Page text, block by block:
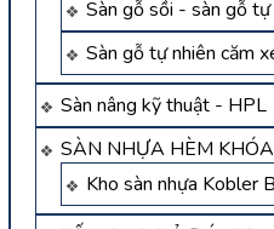
Sàn gỗ sồi - sàn gỗ tự
Sàn gỗ tự nhiên căm
Sàn nâng kỹ thuật - HPL
SÀN NHỰA HÈM
Kho sàn nhựa Kobler